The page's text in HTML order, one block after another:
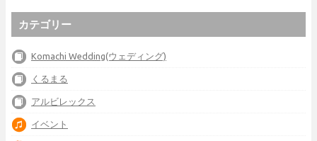
カテゴリー
Komachi Wedding(ウェディング)
くるまる
アルビレックス
イベント